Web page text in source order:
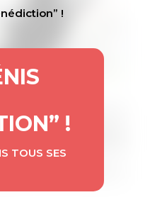
!
!
TOUS SES